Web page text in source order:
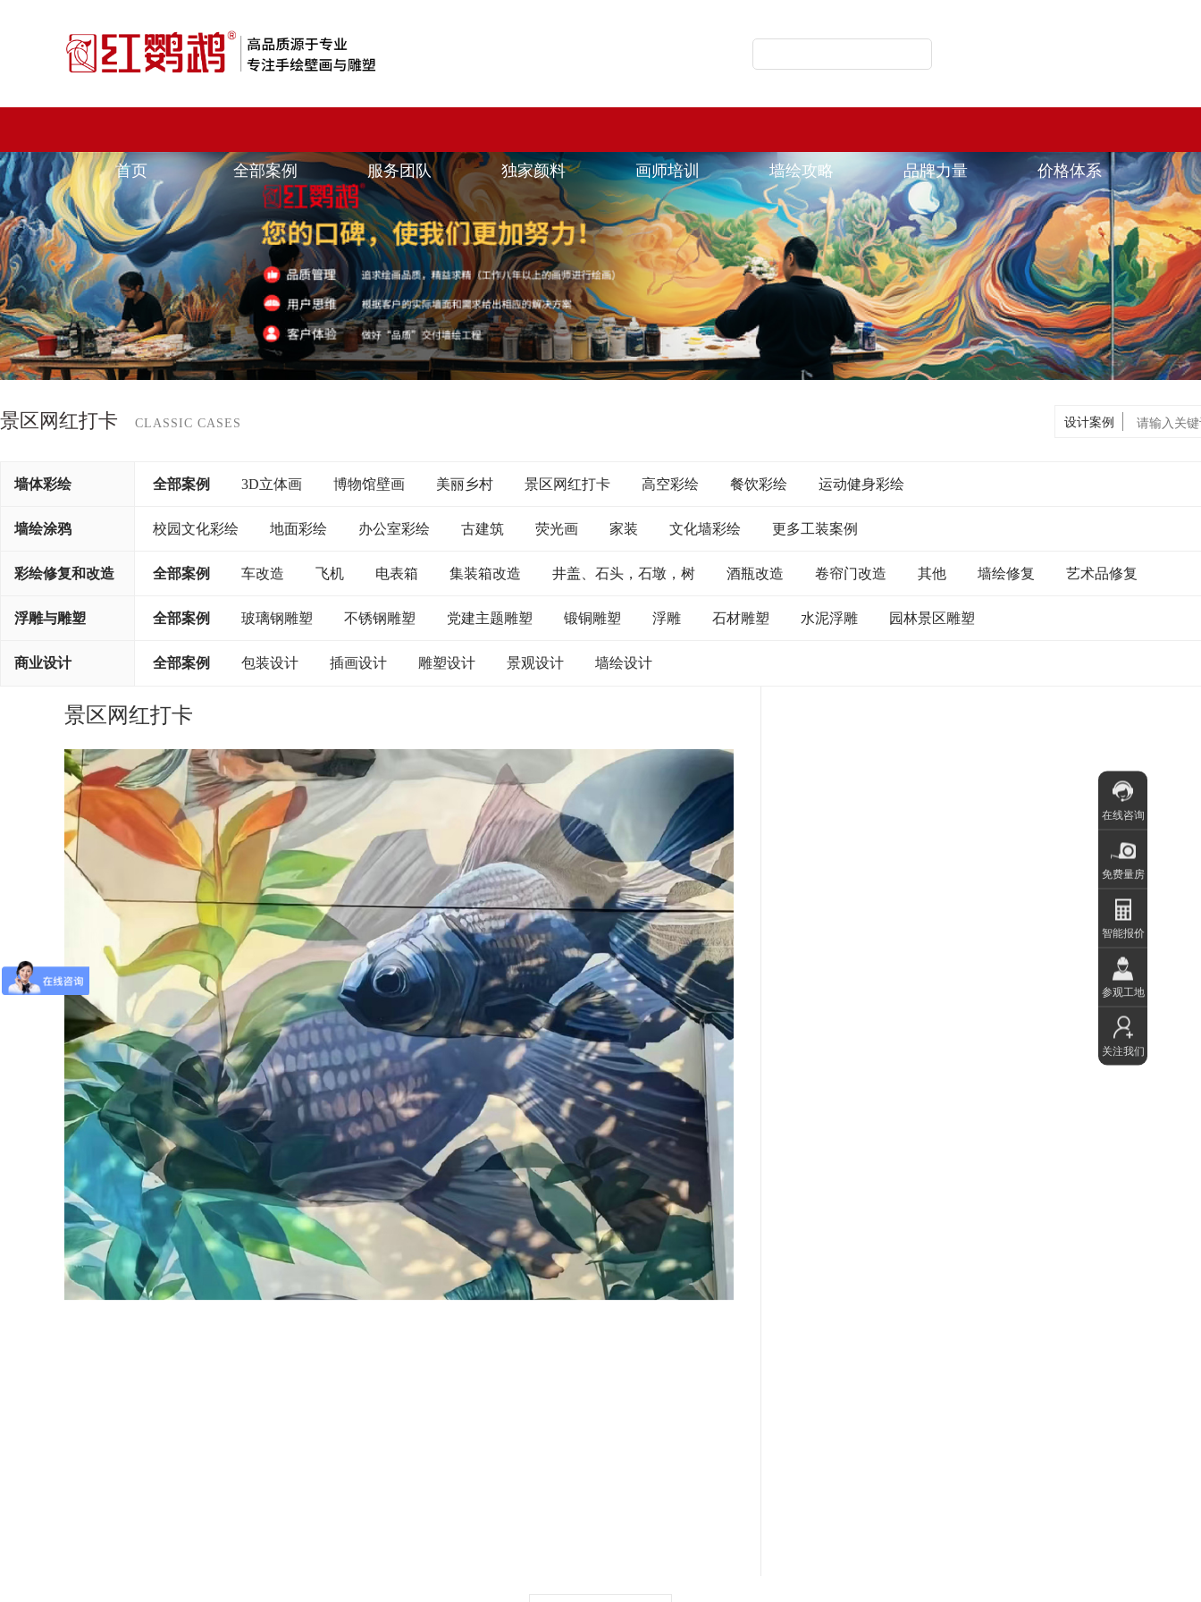
首页 全部案例 服务团队 独家颜料 画师培训 墙绘攻略 品牌力量 价格体系
景区网红打卡 CLASSIC CASES 设计案例
墙体彩绘 全部案例 3D立体画 博物馆壁画 美丽乡村 景区网红打卡 高空彩绘 餐饮彩绘 运动健身彩绘
校园文化彩绘 地面彩绘 办公室彩绘 古建筑 荧光画 家装 文化墙彩绘 更多工装案例
墙绘涂鸦
彩绘修复和改造 全部案例 车改造 飞机 电表箱 集装箱改造 井盖、石头，石墩，树 酒瓶改造 卷帘门改造 其他 墙绘修复 艺术品修复
浮雕与雕塑 全部案例 玻璃钢雕塑 不锈钢雕塑 党建主题雕塑 锻铜雕塑 浮雕 石材雕塑 水泥浮雕 园林景区雕塑
商业设计 全部案例 包装设计 插画设计 雕塑设计 景观设计 墙绘设计
景区网红打卡
在线咨询
免费量房
智能报价
参观工地
关注我们